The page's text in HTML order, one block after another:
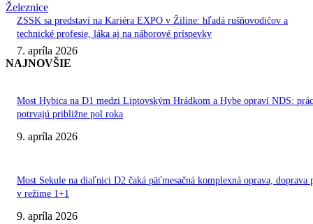
Železnice
ZSSK sa predstaví na Kariéra EXPO v Žiline: hľadá rušňovodičov a
technické profesie, láka aj na náborové príspevky
7. apríla 2026
NAJNOVŠIE
Most Hybica na D1 medzi Liptovským Hrádkom a Hybe opraví NDS:
potrvajú približne pol roka
9. apríla 2026
Most Sekule na diaľnici D2 čaká päťmesačná komplexná oprava, doprava
v režime 1+1
9. apríla 2026